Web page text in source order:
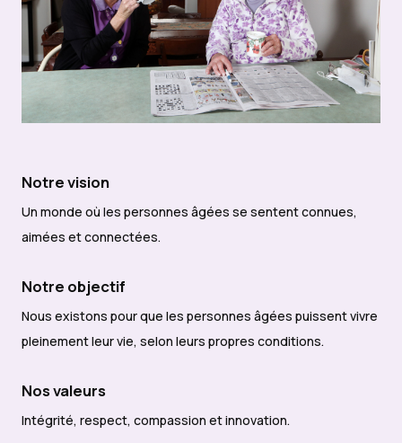
Notre vision
Un monde où les personnes âgées se sentent connues,
aimées et connectées.
Notre objectif
Nous existons pour que les personnes âgées puissent vivre
pleinement leur vie, selon leurs propres conditions.
Nos valeurs
Intégrité, respect, compassion et innovation.